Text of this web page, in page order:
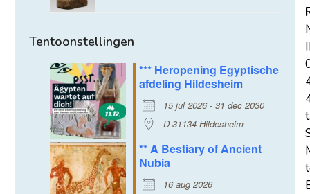
Tentoonstellingen
*** Heropening Egyptische
afdeling Hildesheim
15 jul 2026 - 31 dec 2030
D-31134 Hildesheim
** A Bestiary of Ancient
Nubia
16 aug 2026